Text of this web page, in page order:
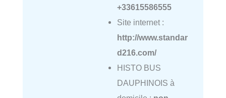
+33615586555
Site internet :
http://www.standar
d216.com/
HISTO BUS
DAUPHINOIS à